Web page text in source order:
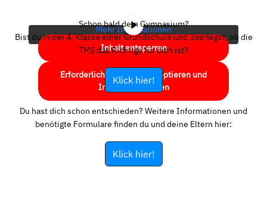
Mehr Informationen
Inhalt entsperren
Erforderlichen Service akzeptieren und
Inhalte entsperren
Schon bald dein Gymnasium?
Bist du in der 4. Klasse einer Grundschule und überlegst, ob die
TMS das Richtige für dich ist?
Klick hier!
Du hast dich schon entschieden? Weitere Informationen und
benötigte Formulare finden du und deine Eltern hier:
Klick hier!